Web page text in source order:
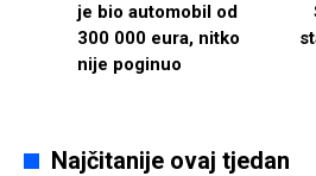
je bio automobil od
300 000 eura, nitko
nije poginuo
Najčitanije ovaj tjedan